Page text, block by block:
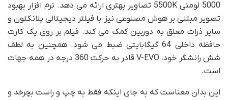
5000 لومنی 5500K تصاویر بهتری ارائه می دهد. نرم افزار بهبود
تصویر مبتنی بر هوش مصنوعی نیز با فیلتر دیجیتالی پلانکتون و
سایر ذرات معلق به دوربین کمک می کند. فیلم بر روی یک کارت
حافظه داخلی 64 گیگابایتی ضبط می شود. همچنین به لطف
شش رانشگر خود، V-EVO قادر به حرکت 360 درجه در همه جهات
است.
این بدان معناست که به جای اینکه فقط به چپ و راست بچرخد و